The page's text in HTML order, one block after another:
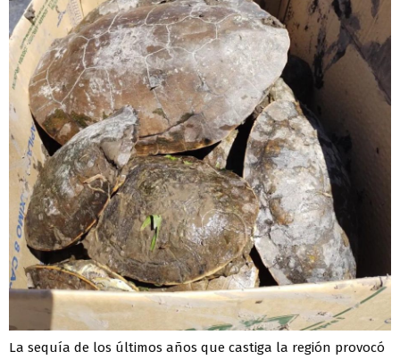
La sequía de los últimos años que castiga la región provocó